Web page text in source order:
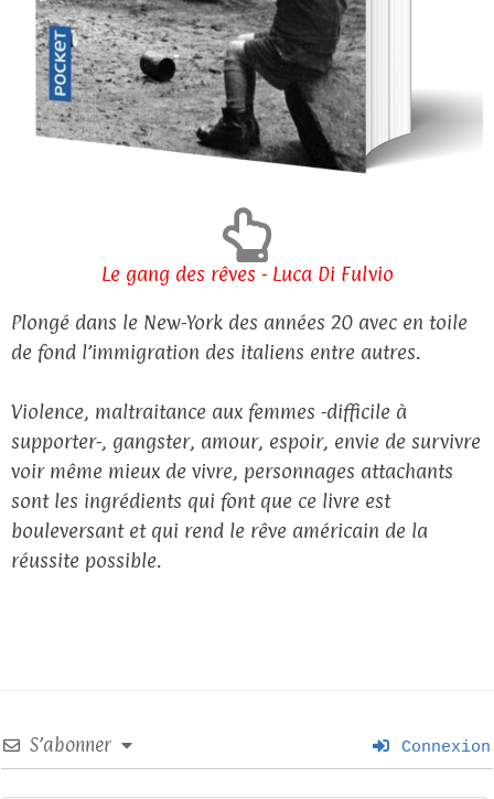
Le gang des rêves - Luca Di Fulvio
Plongé dans le New-York des années 20 avec en toile
de fond l’immigration des italiens entre autres.
Violence, maltraitance aux femmes -difficile à
supporter-, gangster, amour, espoir, envie de survivre
voir même mieux de vivre, personnages attachants
sont les ingrédients qui font que ce livre est
bouleversant et qui rend le rêve américain de la
réussite possible.
S’abonner Connexion